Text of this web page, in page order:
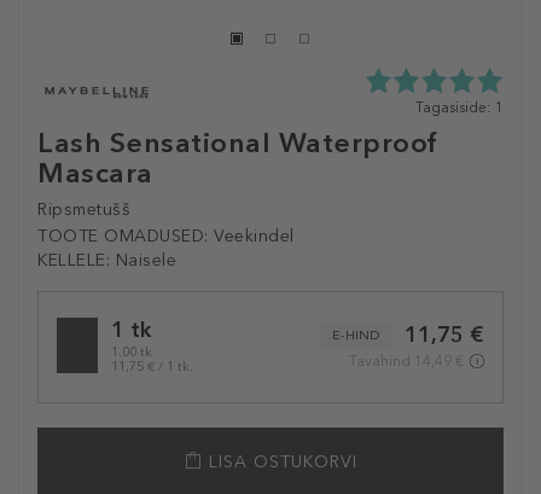
Lash Sensational Waterproof
Mascara
Ripsmetušš
TOOTE OMADUSED: Veekindel
KELLELE: Naisele
5.0
5st
Tagasiside: 1
variation1 tk
1.00 tk
11,75 € / 1 tk.
11,75 €
E-HIND
Tavahind 14,49 €
LISA OSTUKORVI